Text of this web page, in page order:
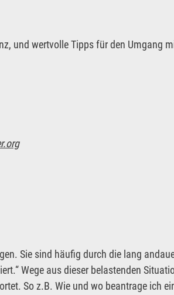
und wertvolle Tipps für den Umgang
Sie sind häufig durch die lang
Wege aus dieser belastenden
So z.B. Wie und wo beantrage ich